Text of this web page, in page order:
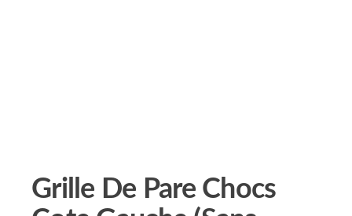
Grille De Pare Chocs